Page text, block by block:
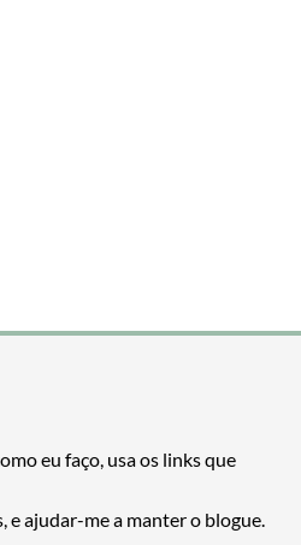
eu faço, usa os links que
e ajudar-me a manter o blogue.